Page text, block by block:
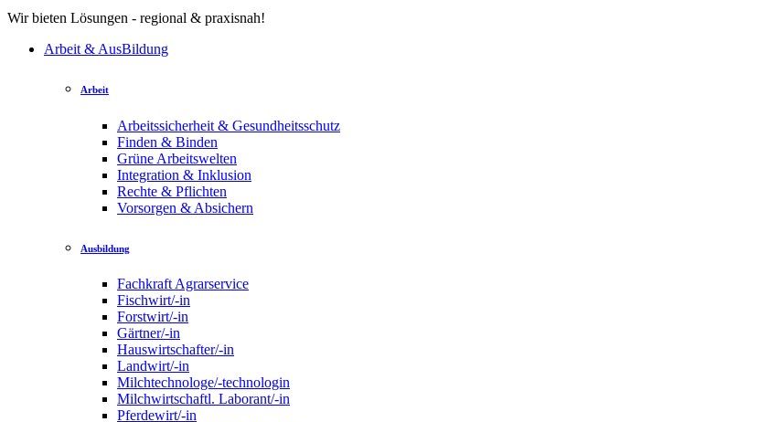
Wir bieten Lösungen - regional & praxisnah!
Arbeit & AusBildung
Arbeit
Arbeitssicherheit & Gesundheitsschutz
Finden & Binden
Grüne Arbeitswelten
Integration & Inklusion
Rechte & Pflichten
Vorsorgen & Absichern
Ausbildung
Fachkraft Agrarservice
Fischwirt/-in
Forstwirt/-in
Gärtner/-in
Hauswirtschafter/-in
Landwirt/-in
Milchtechnologe/-technologin
Milchwirtschaftl. Laborant/-in
Pferdewirt/-in